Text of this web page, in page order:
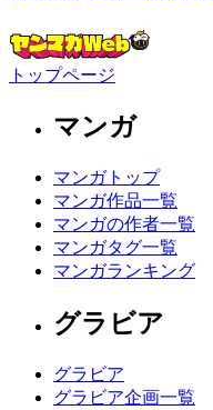
トップページ
マンガ
マンガトップ
マンガ作品一覧
マンガの作者一覧
マンガタグ一覧
マンガランキング
グラビア
グラビア
グラビア企画一覧